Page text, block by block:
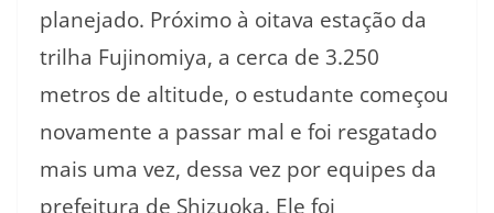
planejado. Próximo à oitava estação da
trilha Fujinomiya, a cerca de 3.250
metros de altitude, o estudante começou
novamente a passar mal e foi resgatado
mais uma vez, dessa vez por equipes da
prefeitura de Shizuoka. Ele foi